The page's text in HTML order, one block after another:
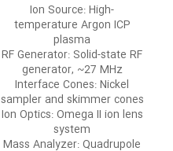
Ion Source: High-
temperature Argon ICP
plasma
RF Generator: Solid-state RF
generator, ~27 MHz
Interface Cones: Nickel
sampler and skimmer cones
Ion Optics: Omega II ion lens
system
Mass Analyzer: Quadrupole